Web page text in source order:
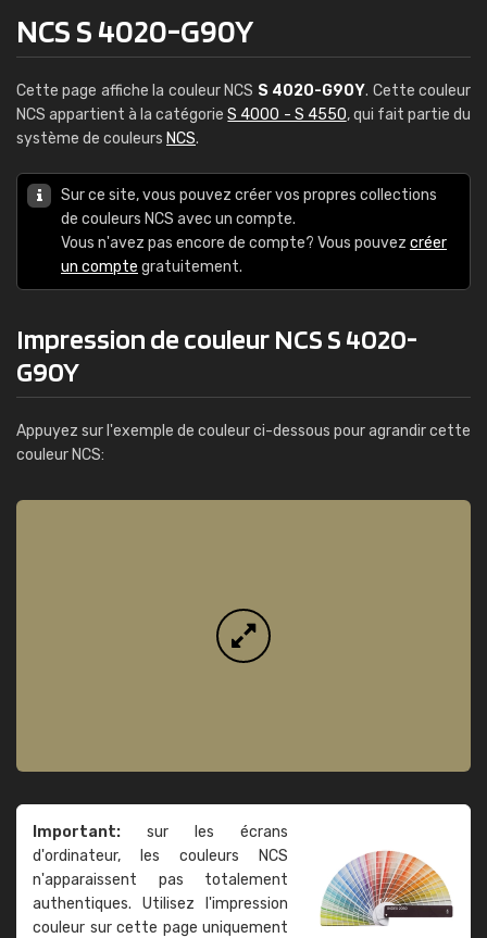
NCS S 4020-G90Y
Cette page affiche la couleur NCS S 4020-G90Y. Cette couleur
NCS appartient à la catégorieS 4000 - S 4550, qui fait partie du
système de couleurs NCS.
Sur ce site, vous pouvez créer vos propres collections
de couleurs NCS avec un compte.
Vous n'avez pas encore de compte? Vous pouvez créer
un compte gratuitement.
Impression de couleur NCS S 4020-
G90Y
Appuyez sur l'exemple de couleur ci-dessous pour agrandir cette
couleur NCS:
Important: sur les écrans
d'ordinateur, les couleurs NCS
n'apparaissent pas totalement
authentiques. Utilisez l'impression
couleur sur cette page uniquement